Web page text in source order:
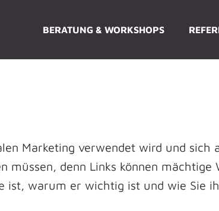
BERATUNG & WORKSHOPS
Marketing verwendet wird und
müssen, denn Links können
warum er wichtig ist und wie Sie